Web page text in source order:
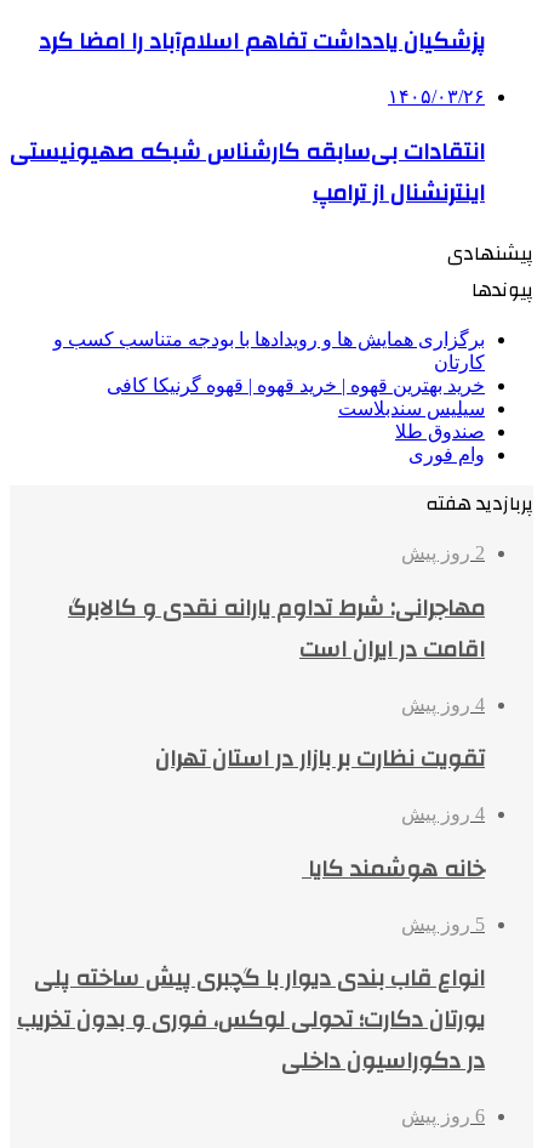
پزشکیان یادداشت تفاهم اسلام‌آباد را امضا کرد
۱۴۰۵/۰۳/۲۶
انتقادات بی‌سابقه کارشناس شبکه صهیونیستی
اینترنشنال از ترامپ
پیشنهادی
پیوندها
برگزاری همایش ها و رویدادها با بودجه متناسب کسب و
کارتان
خرید بهترین قهوه | خرید قهوه | قهوه گرنیکا کافی
سیلیس سندبلاست
صندوق طلا
وام فوری
پربازدید هفته
2 روز پیش
مهاجرانی: شرط تداوم یارانه نقدی و کالابرگ
اقامت در ایران است
4 روز پیش
تقویت نظارت بر بازار در استان تهران
4 روز پیش
خانه هوشمند کایا
5 روز پیش
انواع قاب بندی دیوار با گچبری پیش ساخته پلی
یورتان دکارت؛ تحولی لوکس، فوری و بدون تخریب
در دکوراسیون داخلی
6 روز پیش